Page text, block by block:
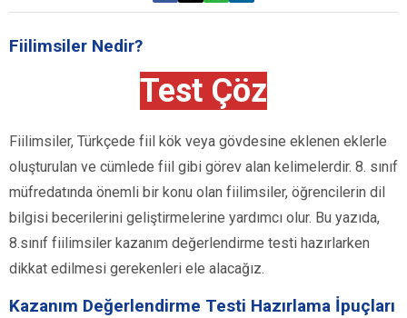
Fiilimsiler Nedir?
Test Çöz
Fiilimsiler, Türkçede fiil kök veya gövdesine eklenen eklerle
oluşturulan ve cümlede fiil gibi görev alan kelimelerdir. 8. sınıf
müfredatında önemli bir konu olan fiilimsiler, öğrencilerin dil
bilgisi becerilerini geliştirmelerine yardımcı olur. Bu yazıda,
8.sınıf fiilimsiler kazanım değerlendirme testi hazırlarken
dikkat edilmesi gerekenleri ele alacağız.
Kazanım Değerlendirme Testi Hazırlama İpuçları